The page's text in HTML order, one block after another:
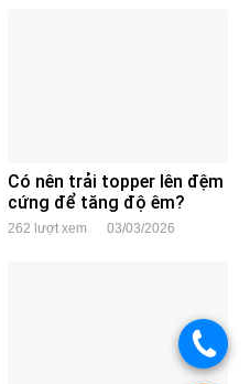
Có nên trải topper lên đệm
cứng để tăng độ êm?
262 lượt xem 03/03/2026
.